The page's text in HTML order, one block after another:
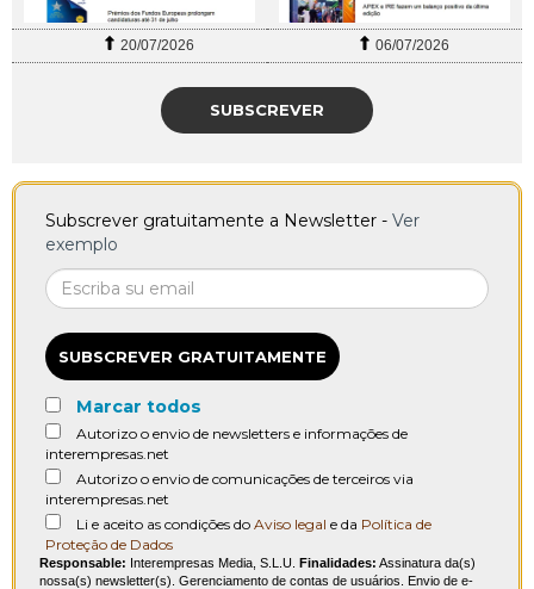
20/07/2026 06/07/2026
SUBSCREVER
Subscrever gratuitamente a Newsletter - Ver
exemplo
SUBSCREVER GRATUITAMENTE
Marcar todos
Autorizo o envio de newsletters e informações de
interempresas.net
Autorizo o envio de comunicações de terceiros via
interempresas.net
Li e aceito as condições do Aviso legal e da Política de
Proteção de Dados
Responsable: Interempresas Media, S.L.U. Finalidades: Assinatura da(s)
nossa(s) newsletter(s). Gerenciamento de contas de usuários. Envio de e-